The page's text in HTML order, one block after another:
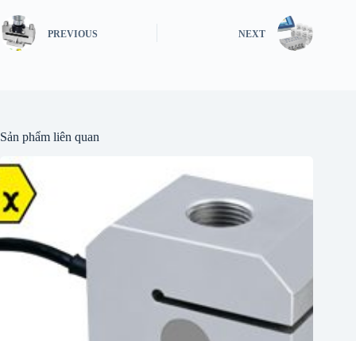
PREVIOUS NEXT
Sản phẩm liên quan